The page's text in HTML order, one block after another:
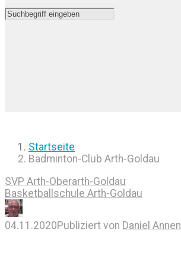
Startseite
Badminton-Club Arth-Goldau
SVP Arth-Oberarth-Goldau
Basketballschule Arth-Goldau
04.11.2020Publiziert von Daniel Annen